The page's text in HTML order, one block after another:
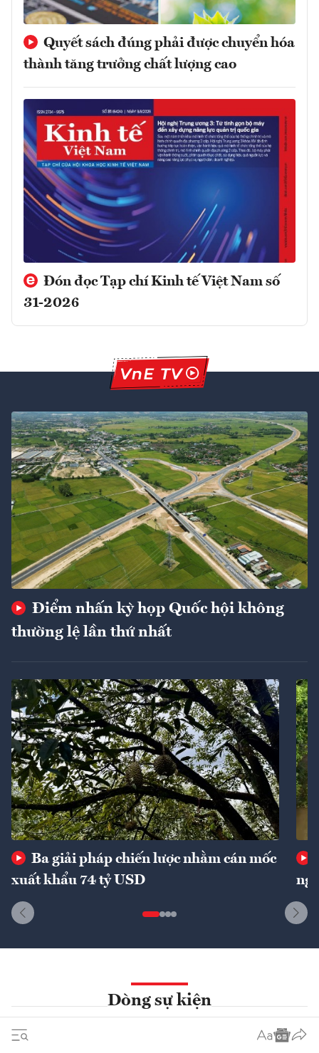
Quyết sách đúng phải được chuyển hóa
thành tăng trưởng chất lượng cao
Đón đọc Tạp chí Kinh tế Việt Nam số
31-2026
Điểm nhấn kỳ họp Quốc hội không
thường lệ lần thứ nhất
Ba giải pháp chiến lược nhằm cán mốc
xuất khẩu 74 tỷ USD
Dòng sự kiện